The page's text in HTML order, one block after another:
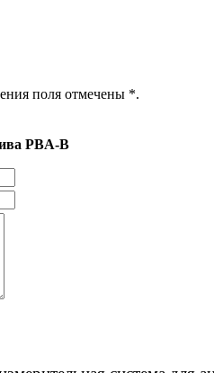
поля отмечены *.
PBA-B